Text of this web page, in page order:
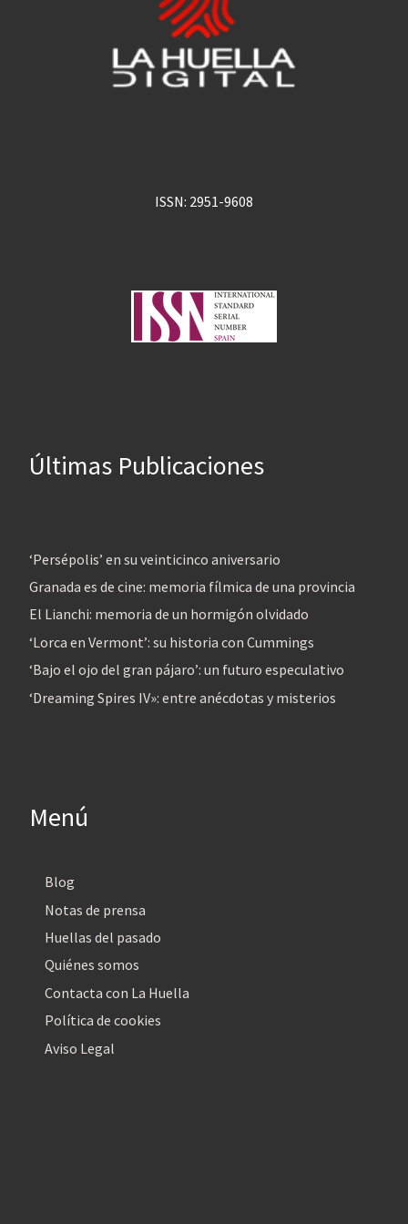
ISSN: 2951-9608
Últimas Publicaciones
‘Persépolis’ en su veinticinco aniversario
Granada es de cine: memoria fílmica de una provincia
El Lianchi: memoria de un hormigón olvidado
‘Lorca en Vermont’: su historia con Cummings
‘Bajo el ojo del gran pájaro’: un futuro especulativo
‘Dreaming Spires IV»: entre anécdotas y misterios
Menú
Blog
Notas de prensa
Huellas del pasado
Quiénes somos
Contacta con La Huella
Política de cookies
Aviso Legal